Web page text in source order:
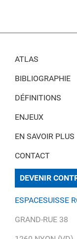
ATLAS
BIBLIOGRAPHIE
DÉFINITIONS
ENJEUX
EN SAVOIR PLUS
CONTACT
DEVENIR
ESPACESUISSE
GRAND-RUE 38